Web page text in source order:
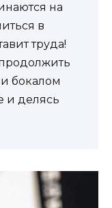
на
в
труда!
бокалом
и делясь